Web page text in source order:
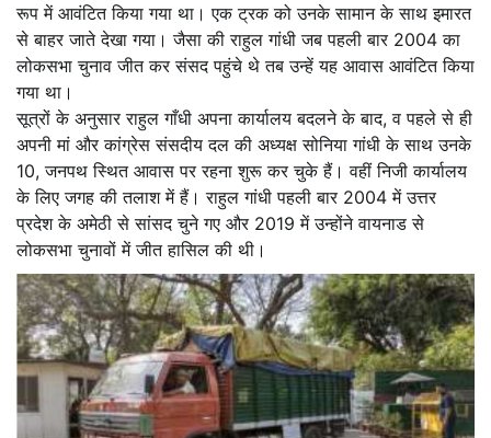
रूप में आवंटित किया गया था। एक ट्रक को उनके सामान के साथ इमारत
से बाहर जाते देखा गया। जैसा की राहुल गांधी जब पहली बार 2004 का
लोकसभा चुनाव जीत कर संसद पहुंचे थे तब उन्हें यह आवास आवंटित किया
गया था।
सूत्रों के अनुसार राहुल गाँधी अपना कार्यालय बदलने के बाद, व पहले से ही
अपनी मां और कांग्रेस संसदीय दल की अध्यक्ष सोनिया गांधी के साथ उनके
10, जनपथ स्थित आवास पर रहना शुरू कर चुके हैं। वहीं निजी कार्यालय
के लिए जगह की तलाश में हैं। राहुल गांधी पहली बार 2004 में उत्तर
प्रदेश के अमेठी से सांसद चुने गए और 2019 में उन्होंने वायनाड से
लोकसभा चुनावों में जीत हासिल की थी।